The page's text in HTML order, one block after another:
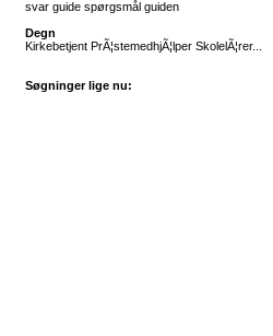
svar guide spørgsmål guiden
Degn
Kirkebetjent PrÃ¦stemedhjÃ¦lper SkolelÃ¦rer...
Søgninger lige nu: